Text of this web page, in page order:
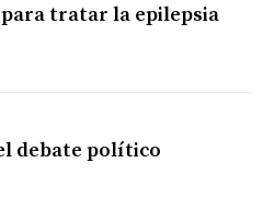
tratar la epilepsia
debate político